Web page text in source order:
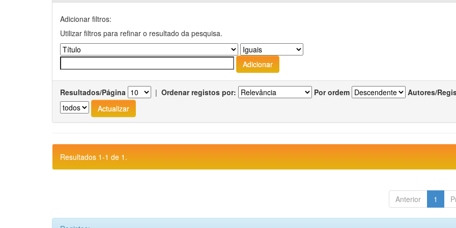
Adicionar filtros:
Utilizar filtros para refinar o resultado da pesquisa.
Resultados/Página | Ordenar registos por: Por ordem Autores/
Resultados 1-1 de 1.
Anterior 1